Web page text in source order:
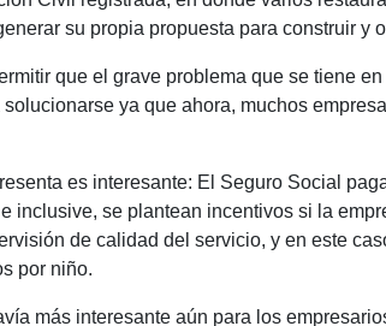
su propia propuesta para construir y
que el grave problema que se tiene
ya que ahora, muchos
es interesante: El Seguro Social
inclusive, se plantean incentivos si la
de calidad del servicio, y en este
por niño.
más interesante aún para los